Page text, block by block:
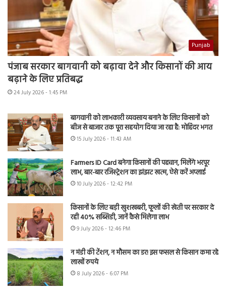
Punjab
पंजाब सरकार बागवानी को बढ़ावा देने और किसानों की आय
बढ़ाने के लिए प्रतिबद्ध
24 July 2026 - 1:45 PM
बागवानी को लाभकारी व्यवसाय बनाने के लिए किसानों को
बीज से बाजार तक पूरा सहयोग दिया जा रहा है: मोहिंदर भगत
15 July 2026 - 11:43 AM
Farmers ID Card बनेगा किसानों की पहचान, मिलेंगे भरपूर
लाभ, बार-बार रजिस्ट्रेशन का झंझट खत्म, ऐसे करें अप्लाई
10 July 2026 - 12:42 PM
किसानों के लिए बड़ी खुशखबरी, फूलों की खेती पर सरकार दे
रही 40% सब्सिडी, जानें कैसे मिलेगा लाभ
9 July 2026 - 12:46 PM
न मंडी की टेंशन, न मौसम का डर! इस फसल से किसान कमा रहे
लाखों रुपये
8 July 2026 - 6:07 PM